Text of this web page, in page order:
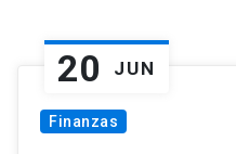
20 JUN
Finanzas